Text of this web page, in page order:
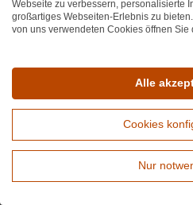
FAQ
Blog
Webseite zu verbessern, personalisierte
großartiges Webseiten-Erlebnis zu
von uns verwendeten Cookies öffnen Sie
Alle
Cookies
Nur